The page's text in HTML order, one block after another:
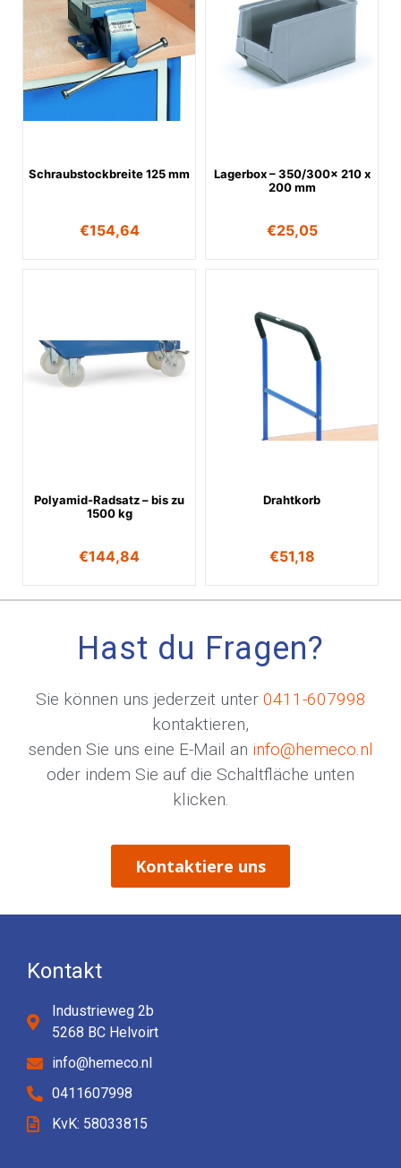
Schraubstockbreite 125 mm
€154,64
Lagerbox – 350/300x 210 x
200 mm
€25,05
Polyamid-Radsatz – bis zu
1500 kg
€144,84
Drahtkorb
€51,18
Hast du Fragen?
Sie können uns jederzeit unter 0411-607998
kontaktieren,
senden Sie uns eine E-Mail an info@hemeco.nl
oder indem Sie auf die Schaltfläche unten
klicken.
Kontaktiere uns
Kontakt
Industrieweg 2b
5268 BC Helvoirt
info@hemeco.nl
0411607998
KvK: 58033815